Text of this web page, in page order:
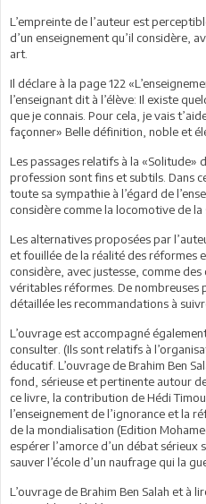
L’empreinte de l’auteur est
d’un enseignement qu’il considère,
art.
Il déclare à la page 122
l’enseignant dit à l’élève: Il existe
que je connais. Pour cela, je vais
façonner» Belle définition, noble et
Les passages relatifs à la «Solitude»
profession sont fins et subtils. Dans
toute sa sympathie à l’égard de
considère comme la locomotive de la
Les alternatives proposées par
et fouillée de la réalité des réformes
considère, avec justesse, comme
véritables réformes. De nombreuses
détaillée les recommandations à
L’ouvrage est accompagné
consulter. (Ils sont relatifs à
éducatif. L’ouvrage de Brahim Ben
fond, sérieuse et pertinente autour
ce livre, la contribution de Hédi
l’enseignement de l’ignorance et la
de la mondialisation (Edition
espérer l’amorce d’un débat
sauver l’école d’un naufrage qui la
L’ouvrage de Brahim Ben Salah et à